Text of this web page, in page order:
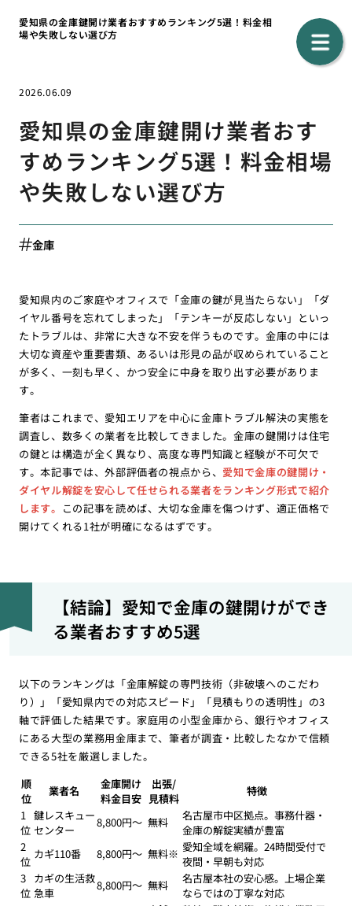
愛知県の金庫鍵開け業者おすすめランキング5選！料金相
場や失敗しない選び方
2026.06.09
愛知県の金庫鍵開け業者おす
すめランキング5選！料金相場
や失敗しない選び方
金庫
愛知県内のご家庭やオフィスで「金庫の鍵が見当たらない」「ダ
イヤル番号を忘れてしまった」「テンキーが反応しない」といっ
たトラブルは、非常に大きな不安を伴うものです。金庫の中には
大切な資産や重要書類、あるいは形見の品が収められていること
が多く、一刻も早く、かつ安全に中身を取り出す必要がありま
す。
筆者はこれまで、愛知エリアを中心に金庫トラブル解決の実態を
調査し、数多くの業者を比較してきました。金庫の鍵開けは住宅
の鍵とは構造が全く異なり、高度な専門知識と経験が不可欠で
す。本記事では、外部評価者の視点から、 愛知で金庫の鍵開け・
ダイヤル解錠を安心して任せられる業者をランキング形式で紹介
します。 この記事を読めば、大切な金庫を傷つけず、適正価格で
開けてくれる1社が明確になるはずです。
【結論】愛知で金庫の鍵開けができ
る業者おすすめ5選
以下のランキングは「金庫解錠の専門技術（非破壊へのこだわ
り）」「愛知県内での対応スピード」「見積もりの透明性」の3
軸で評価した結果です。家庭用の小型金庫から、銀行やオフィス
にある大型の業務用金庫まで、筆者が調査・比較したなかで信頼
できる5社を厳選しました。
順
位
業者名
金庫開け
料金目安
出張/
見積料
特徴
1
位
鍵レスキュー
センター
8,800円〜 無料
名古屋市中区拠点。事務什器・
金庫の解錠実績が豊富
2
位
カギ110番 8,800円〜 無料※ 愛知全域を網羅。24時間受付で
夜間・早朝も対応
3
位
カギの生活救
急車
8,800円〜 無料
名古屋本社の安心感。上場企業
ならではの丁寧な対応